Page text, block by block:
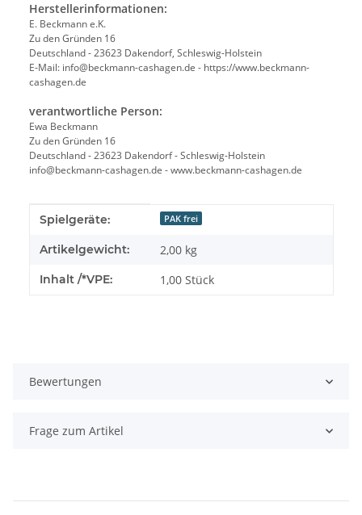
Herstellerinformationen:
E. Beckmann e.K.
Zu den Gründen 16
Deutschland - 23623 Dakendorf, Schleswig-Holstein
E-Mail: info@beckmann-cashagen.de - https://www.beckmann-
cashagen.de
verantwortliche Person:
Ewa Beckmann
Zu den Gründen 16
Deutschland - 23623 Dakendorf - Schleswig-Holstein
info@beckmann-cashagen.de - www.beckmann-cashagen.de
Produkteigenschaft
Wert
Spielgeräte: PAK frei
Artikelgewicht: 2,00 kg
Inhalt /*VPE: 1,00 Stück
Bewertungen
Frage zum Artikel